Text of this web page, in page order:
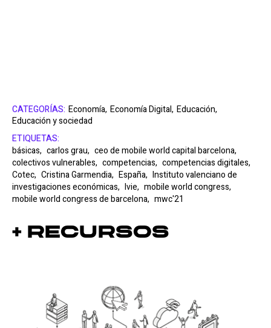
CATEGORÍAS: Economía, Economía Digital, Educación,
Educación y sociedad
ETIQUETAS:
básicas, carlos grau, ceo de mobile world capital barcelona,
colectivos vulnerables, competencias, competencias digitales,
Cotec, Cristina Garmendia, España, Instituto valenciano de
investigaciones económicas, Ivie, mobile world congress,
mobile world congress de barcelona, mwc'21
+ Recursos